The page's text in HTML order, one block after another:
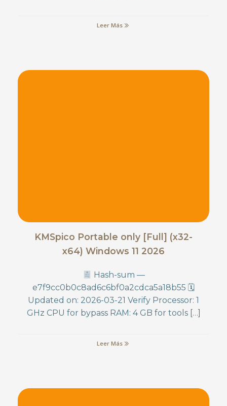
Leer Más
KMSpico Portable only [Full] (x32-
x64) Windows 11 2026
Hash-sum —
e7f9cc0b0c8ad6c6bf0a2cdca5a18b55 🗓
Updated on: 2026-03-21 Verify Processor: 1
GHz CPU for bypass RAM: 4 GB for tools […]
Leer Más